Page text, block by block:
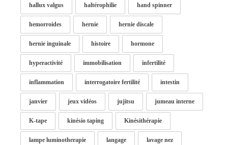
hallux valgus haltérophilie hand spinner
hemorroides hernie hernie discale
hernie inguinale histoire hormone
hyperactivité immobilisation infertilité
inflammation interrogatoire fertilité intestin
janvier jeux vidéos jujitsu jumeau interne
K-tape kinésio taping Kinésithérapie
lampe luminotherapie langage lavage nez